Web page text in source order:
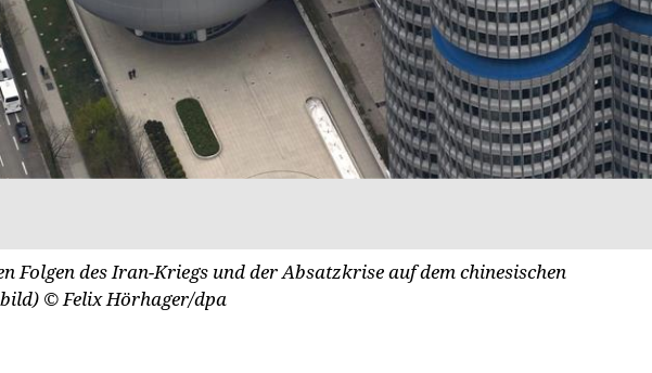
Folgen des Iran-Kriegs und der Absatzkrise auf dem chinesischen
© Felix Hörhager/dpa